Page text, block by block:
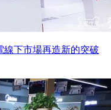
線下市場再造新的突破